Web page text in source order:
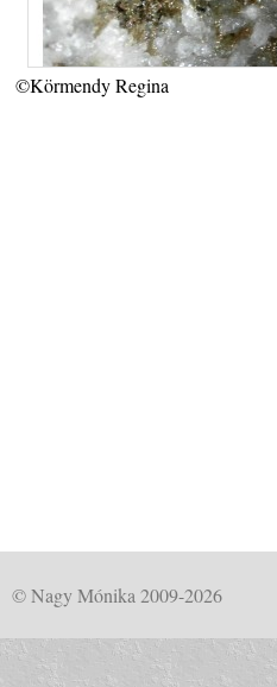
©Körmendy Regina
© Nagy Mónika 2009-2026